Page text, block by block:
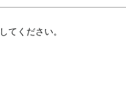
てください。